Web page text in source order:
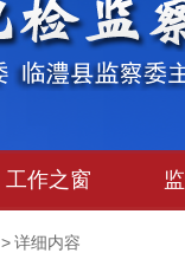
工作之窗
>详细内容